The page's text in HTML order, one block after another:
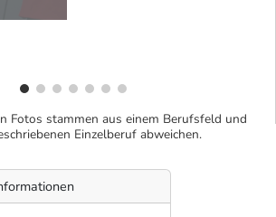
Fotos stammen aus einem Berufsfeld und
Einzelberuf abweichen.